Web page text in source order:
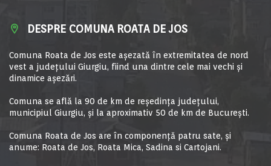
DESPRE COMUNA ROATA DE JOS
Comuna Roata de Jos este aşezată în extremitatea de nord
vest a judeţului Giurgiu, fiind una dintre cele mai vechi şi
dinamice aşezări.
Comuna se află la 90 de km de reşedinţa judeţului,
municipiul Giurgiu, şi la aproximativ 50 de km de Bucureşti.
Comuna Roata de Jos are în componență patru sate, și
anume: Roata de Jos, Roata Mica, Sadina si Cartojani.